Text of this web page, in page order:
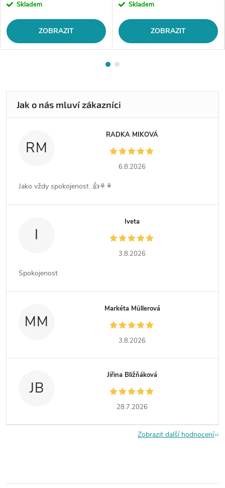
Skladem
ZOBRAZIT
Skladem
ZOBRAZIT
RM
RADKA MIKOVÁ
6.8.2026
Jako vždy spokojenost .👍⚘️⚘️
I
Iveta
3.8.2026
Spokojenost
MM
Markéta Müllerová
3.8.2026
JB
Jiřina Bližňáková
28.7.2026
Zobrazit další hodnocení